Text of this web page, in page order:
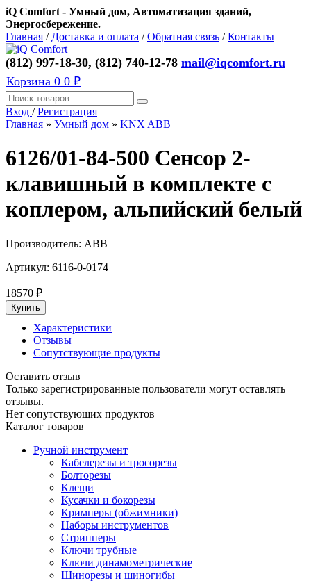
iQ Comfort - Умный дом, Автоматизация зданий,
Энергосбережение.
Главная / Доставка и оплата /Обратная связь /Контакты
(812) 997-18-30, (812) 740-12-78 mail@iqcomfort.ru
Корзина 0 0 ₽
Вход /Регистрация
Главная » Умный дом » KNX ABB
6126/01-84-500 Сенсор 2-
клавишный в комплекте с
коплером, альпийский белый
Производитель: ABB
Артикул: 6116-0-0174
18570 ₽
Характеристики
Отзывы
Сопутствующие продукты
Оставить отзыв
Только зарегистрированные пользователи могут оставлять
отзывы.
Нет сопутствующих продуктов
Каталог товаров
Ручной инструмент
Кабелерезы и тросорезы
Болторезы
Клещи
Кусачки и бокорезы
Кримперы (обжимники)
Наборы инструментов
Стрипперы
Ключи трубные
Ключи динамометрические
Шинорезы и шиногибы